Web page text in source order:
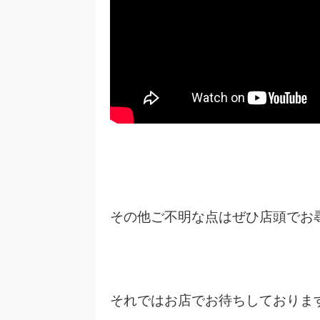
その他ご不明な点はぜひ店頭でお
それではお店でお待ちしておりま